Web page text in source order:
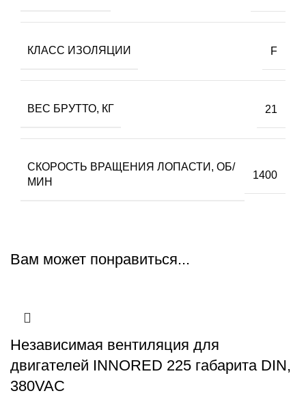
КЛАСС ИЗОЛЯЦИИ F
ВЕС БPУТТО, КГ 21
СКОРОСТЬ ВРАЩЕНИЯ ЛОПАСТИ, ОБ/
МИН
1400
Вам может понравиться...
Независимая вентиляция для
двигателей INNORED 225 габарита DIN,
380VAC